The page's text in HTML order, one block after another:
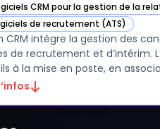
CRM pour la gestion de la
CRM dans cette catégorie
de recrutement (ATS)
CRM dans cette catégorie
CRM intègre la gestion des
de recrutement et d’intérim.
à la mise en poste, en